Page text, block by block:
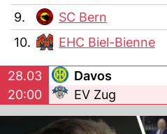
9.
SC Bern
10.
EHC Biel-Bienne
28.03
20:00
Davos
EV Zug